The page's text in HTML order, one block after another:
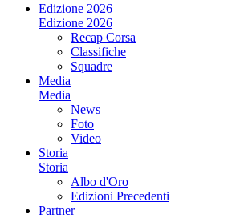
Edizione 2026
Edizione 2026
Recap Corsa
Classifiche
Squadre
Media
Media
News
Foto
Video
Storia
Storia
Albo d'Oro
Edizioni Precedenti
Partner